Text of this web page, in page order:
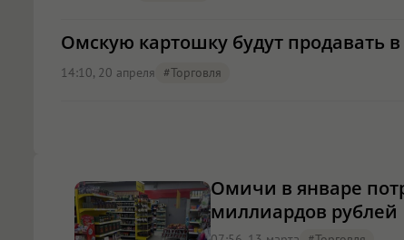
Омскую картошку будут продавать в
14:10, 20 апреля #торговля
Омичи в январе
миллиардов рублей